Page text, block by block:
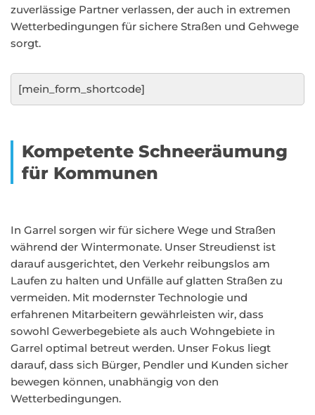
zuverlässige Partner verlassen, der auch in extremen
Wetterbedingungen für sichere Straßen und Gehwege
sorgt.
[mein_form_shortcode]
Kompetente Schneeräumung
für Kommunen
In Garrel sorgen wir für sichere Wege und Straßen
während der Wintermonate. Unser Streudienst ist
darauf ausgerichtet, den Verkehr reibungslos am
Laufen zu halten und Unfälle auf glatten Straßen zu
vermeiden. Mit modernster Technologie und
erfahrenen Mitarbeitern gewährleisten wir, dass
sowohl Gewerbegebiete als auch Wohngebiete in
Garrel optimal betreut werden. Unser Fokus liegt
darauf, dass sich Bürger, Pendler und Kunden sicher
bewegen können, unabhängig von den
Wetterbedingungen.